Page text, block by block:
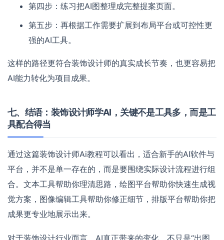
第四步：练习把AI图整理成完整提案页面。
第五步：再根据工作需要扩展到布局平台或可控性更
强的AI工具。
这样的路径更符合装饰设计师的真实成长节奏，也更容易把
AI能力转化为项目成果。
七、结语：装饰设计师学AI，关键不是工具多，而是工
具配合得当
通过这篇装饰设计师Ai教程可以看出，适合新手的AI软件与
平台，并不是单一存在的，而是要围绕实际设计流程进行组
合。文本工具帮助你理清思路，绘图平台帮助你快速生成视
觉方案，图像编辑工具帮助你修正细节，排版平台帮助你把
成果更专业地展示出来。
对于装饰设计行业而言，AI真正带来的变化，不只是“出图